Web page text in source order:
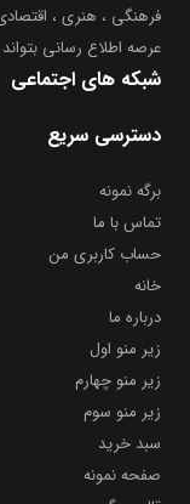
فرهنگی ، هنری ،
عرصه اطلاع رسانی
شبکه های اجتماعی
دسترسی سریع
برگه نمونه
تماس با ما
حساب کاربری من
خانه
درباره ما
زیر منو اول
زیر منو چهارم
زیر منو سوم
سبد خرید
صفحه نمونه